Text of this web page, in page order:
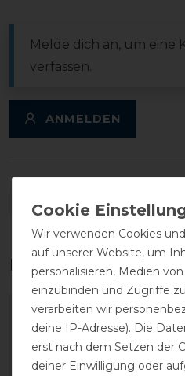
Melde dich an, um eine
verfassen.
ANMELDEN
DETAILS ZUR
Das perfekte
Wir verwenden Cookies
auf unserer Website, um
personalisieren, Medien
einzubinden und Zugriffe
verarbeiten wir
deine IP-Adresse). Die
erst nach dem Setzen der
deiner Einwilligung oder